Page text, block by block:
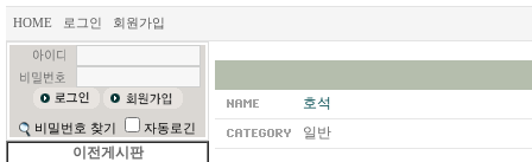
HOME 로그인 회원가입
비밀번호 찾기 자동로긴
이전게시판
호석
일반